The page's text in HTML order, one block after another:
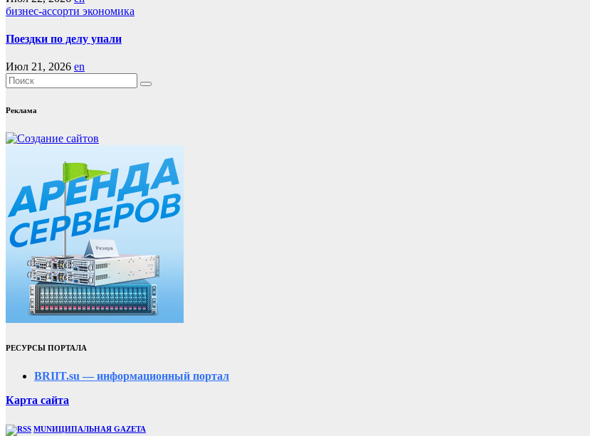
бизнес-ассорти экономика
Поездки по делу упали
Июл 21, 2026 en
Реклама
РЕСУРСЫ ПОРТАЛА
BRIIT.su — информационный портал
Карта сайта
MUNИЦИПАЛЬНАЯ GAZЕТА